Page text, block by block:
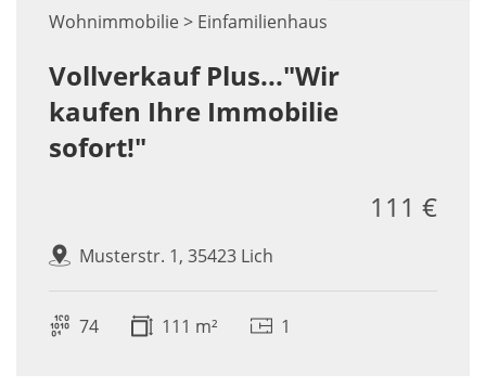
Wohnimmobilie > Einfamilienhaus
Vollverkauf Plus..."Wir
kaufen Ihre Immobilie
sofort!"
Musterstr. 1, 35423 Lich
111 €
74 111 m² 1